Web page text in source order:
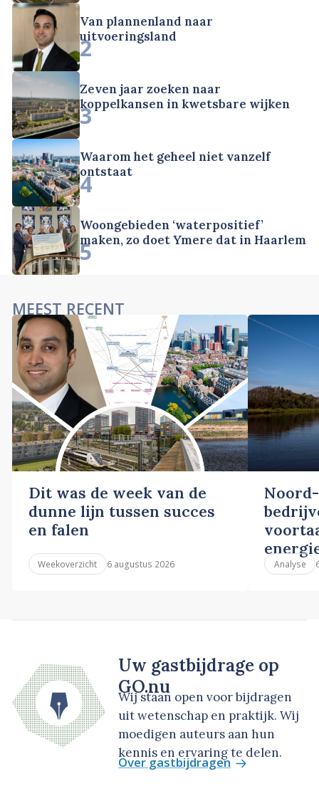
Van plannenland naar
uitvoeringsland
2
Zeven jaar zoeken naar
koppelkansen in kwetsbare wijken
3
Waarom het geheel niet vanzelf
ontstaat
4
Woongebieden ‘waterpositief’
maken, zo doet Ymere dat in Haarlem
5
MEEST RECENT
Dit was de week van de
dunne lijn tussen succes
en falen
Weekoverzicht 6 augustus 2026 Analyse
Uw gastbijdrage op
GO.nu
Wij staan open voor bijdragen
uit wetenschap en praktijk. Wij
moedigen auteurs aan hun
kennis en ervaring te delen.
Over gastbijdragen